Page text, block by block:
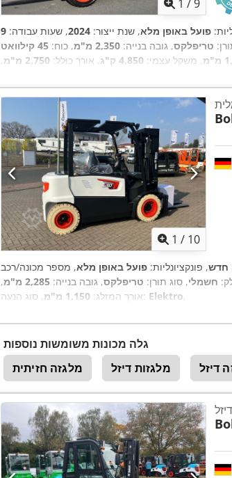
1 /9
פועל באופן מלא, שנת ייצור: 2024, שעות עבודה:
טריפלקס, גובה בנייה: 2,350 מ"מ , כוח:
45 קילוואט
, משקל עצמי: 4,850 ק"ג , אורך כולל: 2,750 מ"מ
,
1 / 10
חדש, פונקציונליות: פועל באופן מלא
חשמלי, סוג תורן: טריפלקס, גובה בנייה: 2,285 מ"מ
,
אורך המזלג: 1,150 מ"מ , סוג הנעה: Elektro,
גלה מכונות משומשות נוספות
מלגזה חזיתית
מלגזות דיזל דיזל